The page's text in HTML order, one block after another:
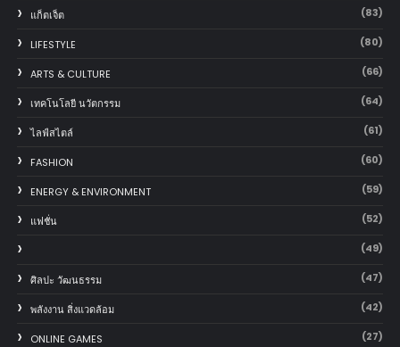
แก็ตเจ็ต (83)
LIFESTYLE (80)
ARTS & CULTURE (66)
เทคโนโลยี นวัตกรรม (64)
ไลฟ์สไตล์ (61)
FASHION (60)
ENERGY & ENVIRONMENT (59)
แฟชั่น (52)
(49)
ศิลปะ วัฒนธรรม (47)
พลังงาน สิ่งแวดล้อม (42)
ONLINE GAMES (27)